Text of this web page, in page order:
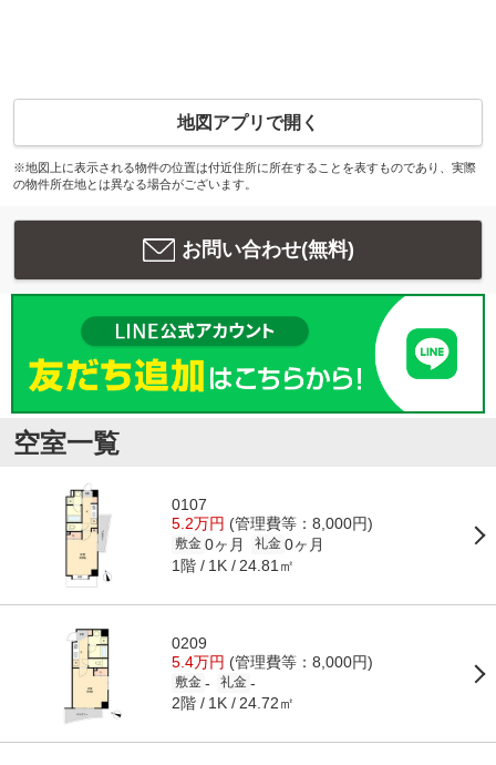
地図アプリで開く
※地図上に表示される物件の位置は付近住所に所在することを表すものであり、実際
の物件所在地とは異なる場合がございます。
お問い合わせ(無料)
空室一覧
0107
5.2万円 (管理費等：8,000円)
敷金 0ヶ月 礼金 0ヶ月
1階 1K 24.81㎡
0209
5.4万円 (管理費等：8,000円)
敷金 - 礼金 -
2階 1K 24.72㎡